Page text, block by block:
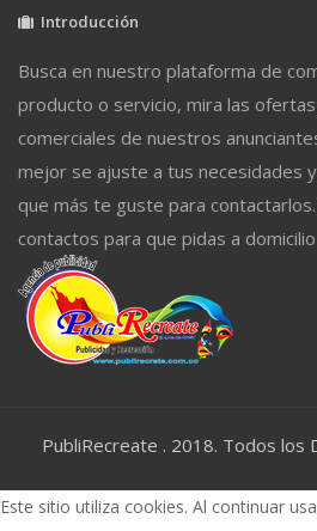
Introducción
Busca en nuestro plataforma de
producto o servicio, mira las
comerciales de nuestros
mejor se ajuste a tus necesidades
que más te guste para
contactos para que pidas a domicilio
PubliRecreate . 2018. Todos los
Este sitio utiliza cookies. Al continuar